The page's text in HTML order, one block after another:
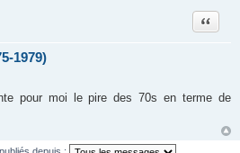
1979)
Citation
pour moi le pire des 70s en terme de